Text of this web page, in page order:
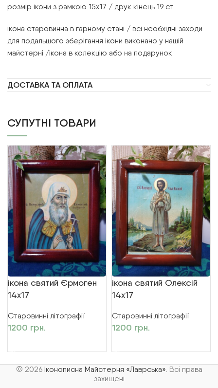
розмір ікони з рамкою 15х17 / друк кінець 19 ст
ікона старовинна в гарному стані / всі необхідні заходи
для подальшого зберігання ікони виконано у нашій
майстерні /ікона в колекцію або на подарунок
ДОСТАВКА ТА ОПЛАТА
СУПУТНІ ТОВАРИ
ікона святий Єрмоген
14х17
Старовинні літографії
1200 грн.
ікона святий Олексій
14х17
Старовинні літографії
1200 грн.
© 2026 Іконописна Майстерня «Лаврська». Всі права
захищені